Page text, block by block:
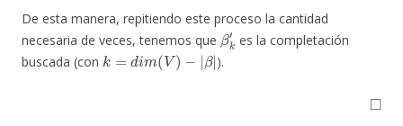
De esta manera, repitiendo este proceso la cantidad
necesaria de veces, tenemos que
βk′
es la completación
buscada (con
k=dim(V)−|β |
).
◻